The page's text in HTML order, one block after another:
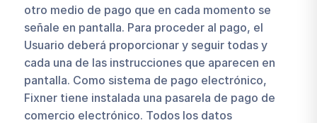
otro medio de pago que en cada momento se
señale en pantalla. Para proceder al pago, el
Usuario deberá proporcionar y seguir todas y
cada una de las instrucciones que aparecen en
pantalla. Como sistema de pago electrónico,
Fixner tiene instalada una pasarela de pago de
comercio electrónico. Todos los datos